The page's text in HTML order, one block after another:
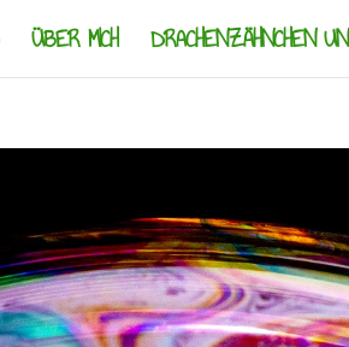
ÜBER MICH DRACHENZÄHNCHEN